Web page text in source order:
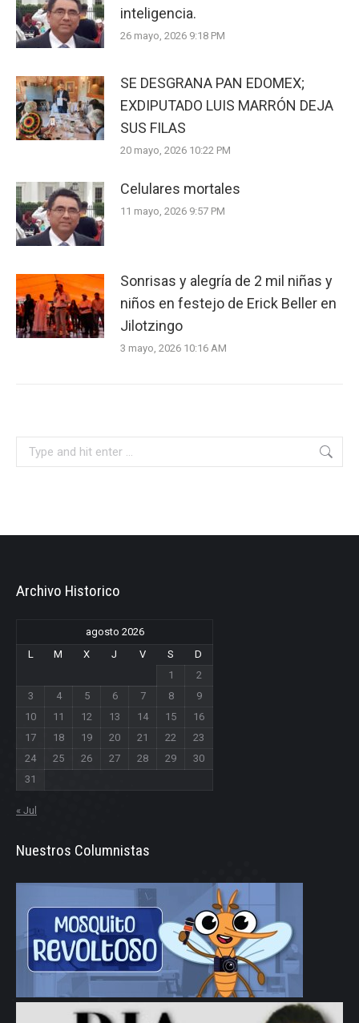
inteligencia.
26 mayo, 2026 9:18 PM
SE DESGRANA PAN EDOMEX;
EXDIPUTADO LUIS MARRÓN DEJA
SUS FILAS
20 mayo, 2026 10:22 PM
Celulares mortales
11 mayo, 2026 9:57 PM
Sonrisas y alegría de 2 mil niñas y
niños en festejo de Erick Beller en
Jilotzingo
3 mayo, 2026 10:16 AM
Archivo Historico
agosto 2026
L
M X J V S
D
1
2
3
4 5 6 7 8
9
10
11 12 13 14 15
16
17
18 19 20 21 22
23
24
25 26 27 28 29
30
31
« Jul
Nuestros Columnistas